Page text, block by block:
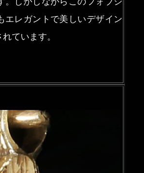
エレガントで美しいデザイン
ています。